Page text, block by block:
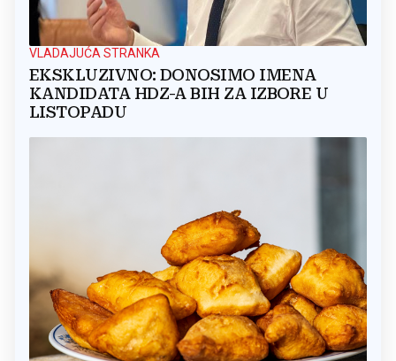
VLADAJUĆA STRANKA
EKSKLUZIVNO: DONOSIMO IMENA
KANDIDATA HDZ-A BIH ZA IZBORE U
LISTOPADU